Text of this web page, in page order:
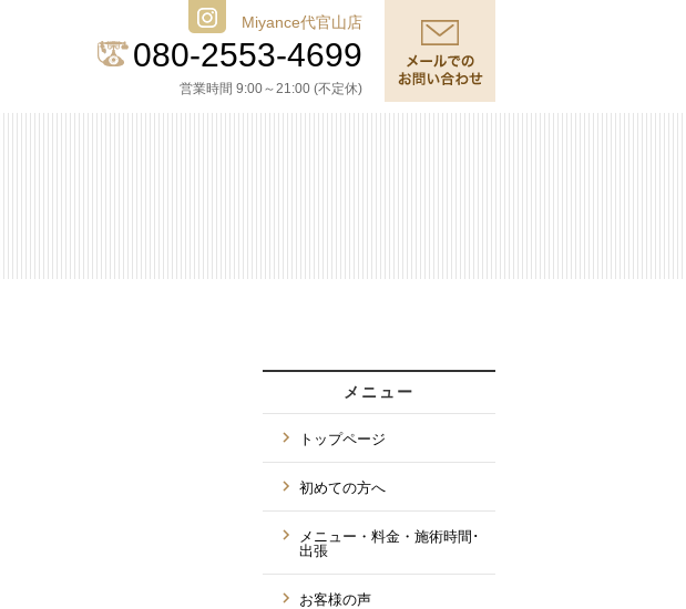
Miyance代官山店
080-2553-4699
営業時間 9:00～21:00 (不定休)
メニュー
トップページ
初めての方へ
メニュー・料金・施術時間･
出張
お客様の声